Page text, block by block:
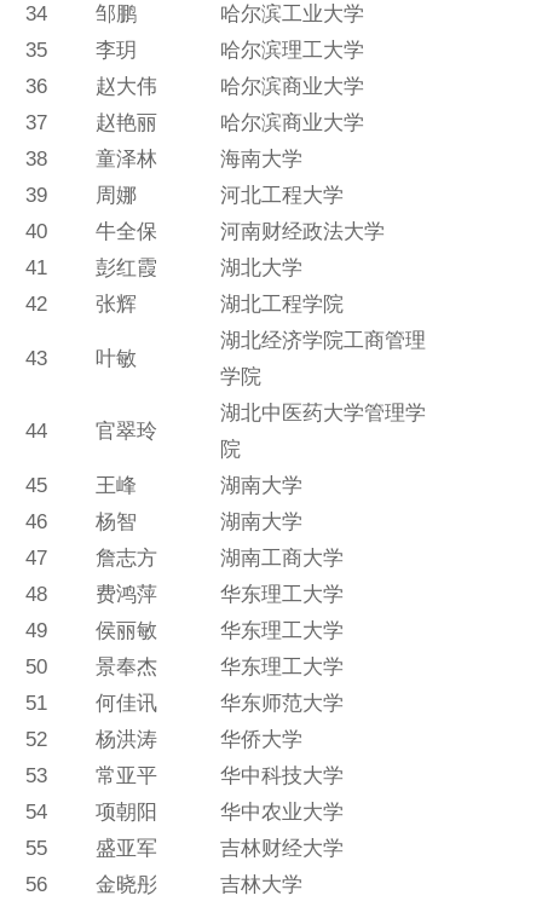
34
邹鹏
哈尔滨工业大学
35
李玥
哈尔滨理工大学
36
赵大伟
哈尔滨商业大学
37
赵艳丽
哈尔滨商业大学
38
童泽林
海南大学
39
周娜
河北工程大学
40
牛全保
河南财经政法大学
41
彭红霞
湖北大学
42
张辉 湖北工程学院
43 叶敏
湖北经济学院工商管理
学院
44 官翠玲
湖北中医药大学管理学
院
45
王峰
湖南大学
46
杨智
湖南大学
47
詹志方
湖南工商大学
48
费鸿萍
华东理工大学
49
侯丽敏
华东理工大学
50
景奉杰
华东理工大学
51
何佳讯
华东师范大学
52
杨洪涛
华侨大学
53
常亚平
华中科技大学
54
项朝阳
华中农业大学
55
盛亚军
吉林财经大学
56
金晓彤
吉林大学